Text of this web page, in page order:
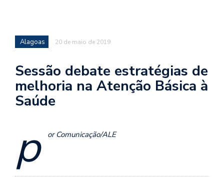
Alagoas 20 de maio de 2019
Sessão debate estratégias de
melhoria na Atenção Básica à
Saúde
p or Comunicação/ALE